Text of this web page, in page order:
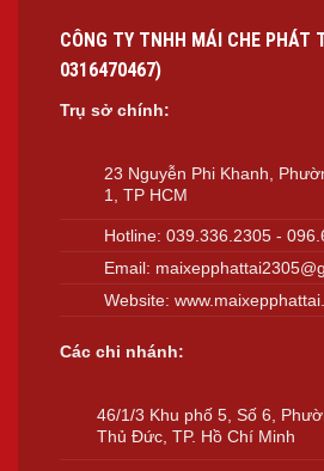
CÔNG TY TNHH MÁI CHE PHÁT
0316470467)
Trụ sở chính:
23 Nguyễn Phi Khanh,
1, TP HCM
Hotline:039.336.2305 -
Email:
Website:
Các chi nhánh:
46/1/3 Khu phố 5, Số 6,
Thủ Đức, TP. Hồ Chí Minh